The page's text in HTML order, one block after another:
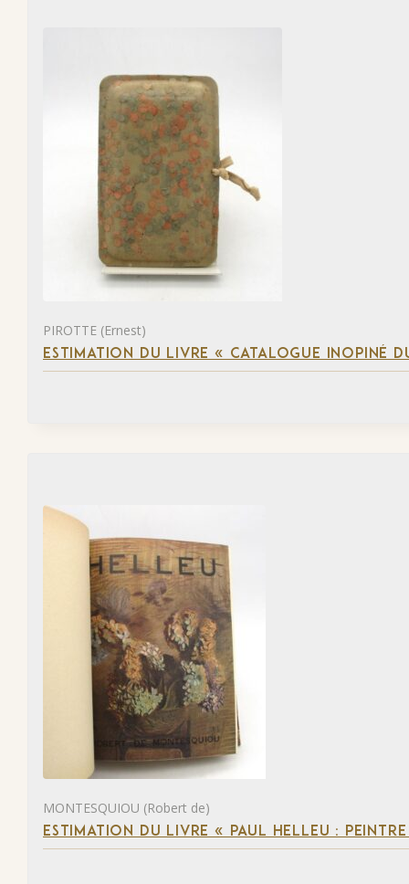
PIROTTE (Ernest)
ESTIMATION DU LIVRE « CATALOGUE INOPINÉ
MONTESQUIOU (Robert de)
ESTIMATION DU LIVRE « PAUL HELLEU :